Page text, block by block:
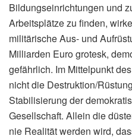
Bildungseinrichtungen und
Arbeitsplätze zu finden,
militärische Aus- und
Milliarden Euro grotesk,
gefährlich. Im Mittelpunkt
nicht die Destruktion/
Stabilisierung der
Gesellschaft. Allein die
nie Realität werden wird,